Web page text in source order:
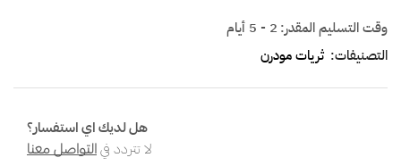
وقت التسليم المقدر: 2 - 5 أيام
التصنيفات: ثريات مودرن
هل لديك اي استفسار؟
لا تتردد فيالتواصل معنا